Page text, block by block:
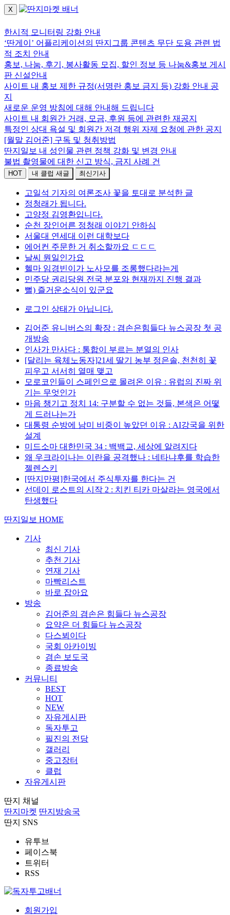
X
한시적 모니터링 강화 안내
‘딴게이’ 어플리케이션의 딴지그룹 콘텐츠 무단 도용 관련 법
적 조치 안내
홍보, 나눔, 후기, 봉사활동 모집, 할인 정보 등 나눔&홍보 게시
판 신설안내
사이트 내 홍보 제한 규정(서명란 홍보 금지 등) 강화 안내 공
지
새로운 운영 방침에 대해 안내해 드립니다
사이트 내 회원간 거래, 모금, 후원 등에 관련한 재공지
특정인 상대 욕설 및 회원간 저격 행위 자제 요청에 관한 공지
[월말 김어준] 구독 및 청취방법
딴지일보 내 성인물 관련 정책 강화 및 변경 안내
불법 촬영물에 대한 신고 방식, 금지 사례 건
HOT 내 클럽 새글 최신기사
고일석 기자의 여론조사 꽃을 토대로 분석한 글
정청래가 됩니다.
고양정 김영환입니다.
순천 장인어른 정청래 이야기 안하심
서울대 연세대 이런 대학보다
에어컨 주문한 거 취소할까요 ㄷㄷㄷ
날씨 뭔일인가요
헬마 임경빈이가 노사모를 조롱했다라는게
민주당 권리당원 전국 분포와 현재까지 진행 결과
뻘) 즐거운소식이 있군요
로그인 상태가 아닙니다.
김어준 유니버스의 확장 : 겸손은힘들다 뉴스공장 첫 공
개방송
인사가 만사다 : 통합이 부르는 분열의 인사
[달리는 육체노동자]21세 딸기 농부 정은솔, 천천히 꽃
피우고 서서히 열매 맺고
모로코인들이 스페인으로 몰려온 이유 : 유럽의 진짜 위
기는 무엇인가
마음 챙기고 정치 14: 구분할 수 없는 것들, 본색은 어떻
게 드러나는가
대통령 순방에 남미 비중이 높았던 이유 : AI강국을 위한
설계
미드소마 대한민국 34 : 백백교, 세상에 알려지다
왜 우크라이나는 이란을 공격했나 : 네타냐후를 학습한
젤렌스키
[딴지만평]한국에서 주식투자를 한다는 건
선데이 로스트의 시작 2 : 치킨 티카 마살라는 영국에서
탄생했다
딴지일보 HOME
기사
최신 기사
추천 기사
연재 기사
마빡리스트
바로 잡아요
방송
김어준의 겸손은 힘들다 뉴스공장
요약은 더 힘들다 뉴스공장
다스뵈이다
국회 아카이빙
겸손 보도국
종료방송
커뮤니티
BEST
HOT
NEW
자유게시판
독자투고
필진의 전당
갤러리
중고장터
클럽
자유게시판
딴지 채널
딴지마켓 딴지방송국
딴지 SNS
유투브
페이스북
트위터
RSS
회원가입